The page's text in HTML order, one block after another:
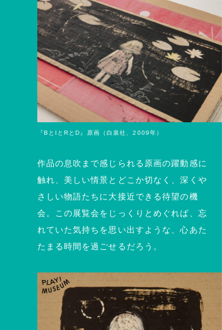
『BとIとRとD』原画（白泉社、2009年）
作品の息吹まで感じられる原画の躍動感に
触れ、美しい情景とどこか切なく、深くや
さしい物語たちに大接近できる待望の機
会。この展覧会をじっくりとめぐれば、忘
れていた気持ちを思い出すような、心あた
たまる時間を過ごせるだろう。